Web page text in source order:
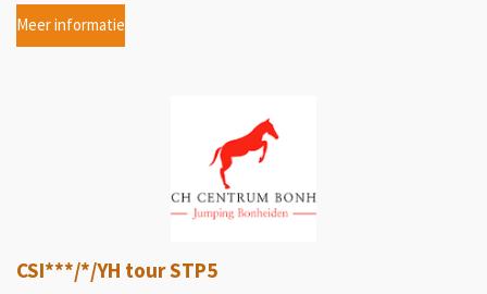
Meer informatie
CSI***/*/YH tour STP5